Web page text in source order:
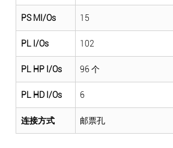
PS MI/Os 15
PL I/Os 102
PL HP I/Os 96 个
PL HD I/Os 6
连接方式 邮票孔